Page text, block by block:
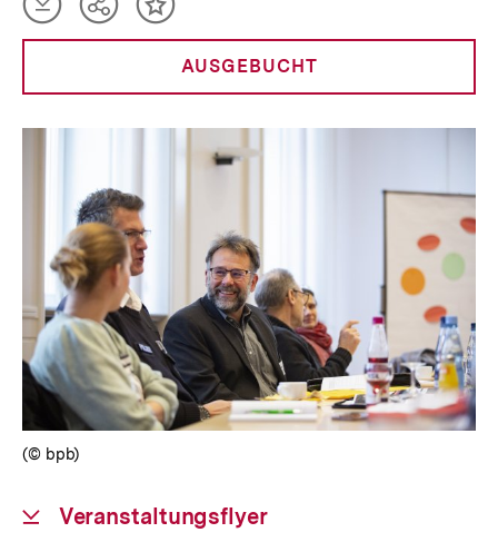
AUSGEBUCHT
Artikel
herunterladen
Teilen
Optionen
anzeigen
Inhalt
merken
(© bpb)
Download-
Veranstaltungsflyer